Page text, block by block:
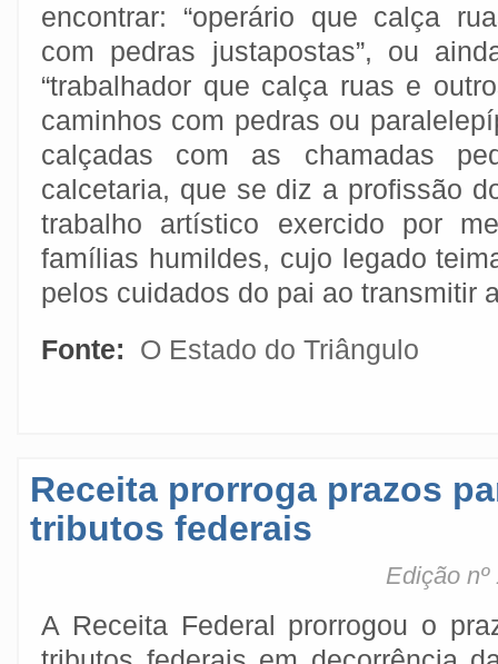
encontrar: “operário que calça
com pedras justapostas”, ou
“trabalhador que calça ruas e
caminhos com pedras ou
calçadas com as chamadas
calcetaria, que se diz a profissão
trabalho artístico exercido por
famílias humildes, cujo legado
pelos cuidados do pai ao transmitir
Fonte:
O Estado do Triângulo
Receita prorroga prazos
tributos federais
Edição
A Receita Federal prorrogou o